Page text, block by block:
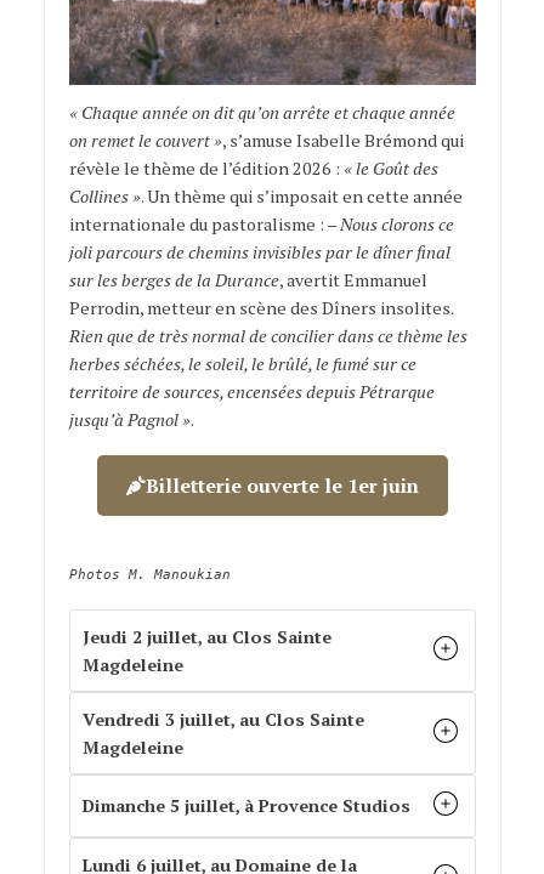
« Chaque année on dit qu’on arrête et chaque année
on remet le couvert », s’amuse Isabelle Brémond qui
révèle le thème de l’édition 2026 : « le Goût des
Collines ». Un thème qui s’imposait en cette année
internationale du pastoralisme : – Nous clorons ce
joli parcours de chemins invisibles par le dîner final
sur les berges de la Durance, avertit Emmanuel
Perrodin, metteur en scène des Dîners insolites.
Rien que de très normal de concilier dans ce thème les
herbes séchées, le soleil, le brûlé, le fumé sur ce
territoire de sources, encensées depuis Pétrarque
jusqu’à Pagnol ».
Billetterie ouverte le 1er juin
Photos M. Manoukian
Jeudi 2 juillet, au Clos Sainte
Magdeleine
Vendredi 3 juillet, au Clos Sainte
Magdeleine
Dimanche 5 juillet, à Provence Studios
Lundi 6 juillet, au Domaine de la